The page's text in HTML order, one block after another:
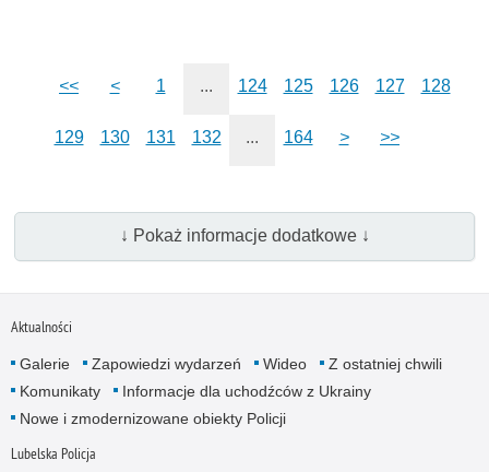
<< < 1 ... 124 125 126 127 128
129 130 131 132 ... 164 > >>
↓ Pokaż informacje dodatkowe ↓
Aktualności
Galerie Zapowiedzi wydarzeń Wideo
Z ostatniej chwili
Komunikaty
Informacje dla uchodźców z Ukrainy
Nowe i zmodernizowane obiekty Policji
Lubelska Policja